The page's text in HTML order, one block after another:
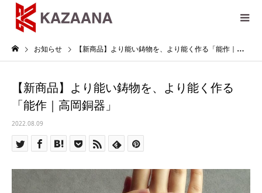
お知らせ 【新商品】より能い鋳物を、より能く作る「能作｜高岡銅器」
【新商品】より能い鋳物を、より能く作る
「能作｜高岡銅器」
2022.08.09